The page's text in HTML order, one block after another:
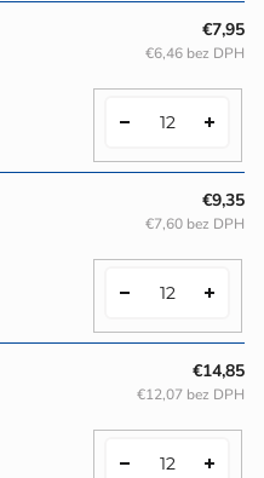
€7,95
€6,46 bez DPH
€9,35
€7,60 bez DPH
€14,85
€12,07 bez DPH